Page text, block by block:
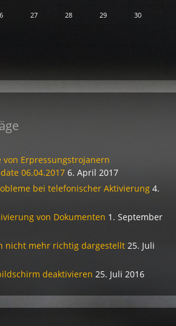
27 28 29 30
Erpressungstrojanern
06.04.2017 6. April 2017
bei telefonischer Aktivierung 4.
von Dokumenten 1. September
nicht mehr richtig dargestellt 25. Juli
deaktivieren 25. Juli 2016